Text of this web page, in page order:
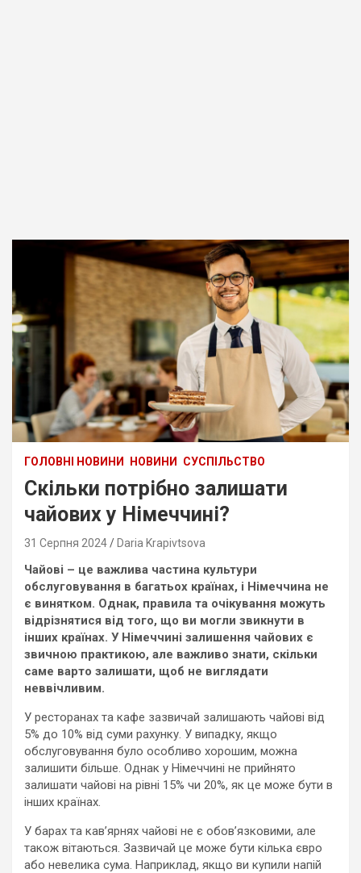
ГОЛОВНІ НОВИНИ НОВИНИ СУСПІЛЬСТВО
Скільки потрібно залишати
чайових у Німеччині?
31 Серпня 2024 Daria Krapivtsova
Чайові – це важлива частина культури
обслуговування в багатьох країнах, і Німеччина не
є винятком. Однак, правила та очікування можуть
відрізнятися від того, що ви могли звикнути в
інших країнах. У Німеччині залишення чайових є
звичною практикою, але важливо знати, скільки
саме варто залишати, щоб не виглядати
неввічливим.
У ресторанах та кафе зазвичай залишають чайові від
5% до 10% від суми рахунку. У випадку, якщо
обслуговування було особливо хорошим, можна
залишити більше. Однак у Німеччині не прийнято
залишати чайові на рівні 15% чи 20%, як це може бути в
інших країнах.
У барах та кав’ярнях чайові не є обов’язковими, але
також вітаються. Зазвичай це може бути кілька євро
або невелика сума. Наприклад, якщо ви купили напій